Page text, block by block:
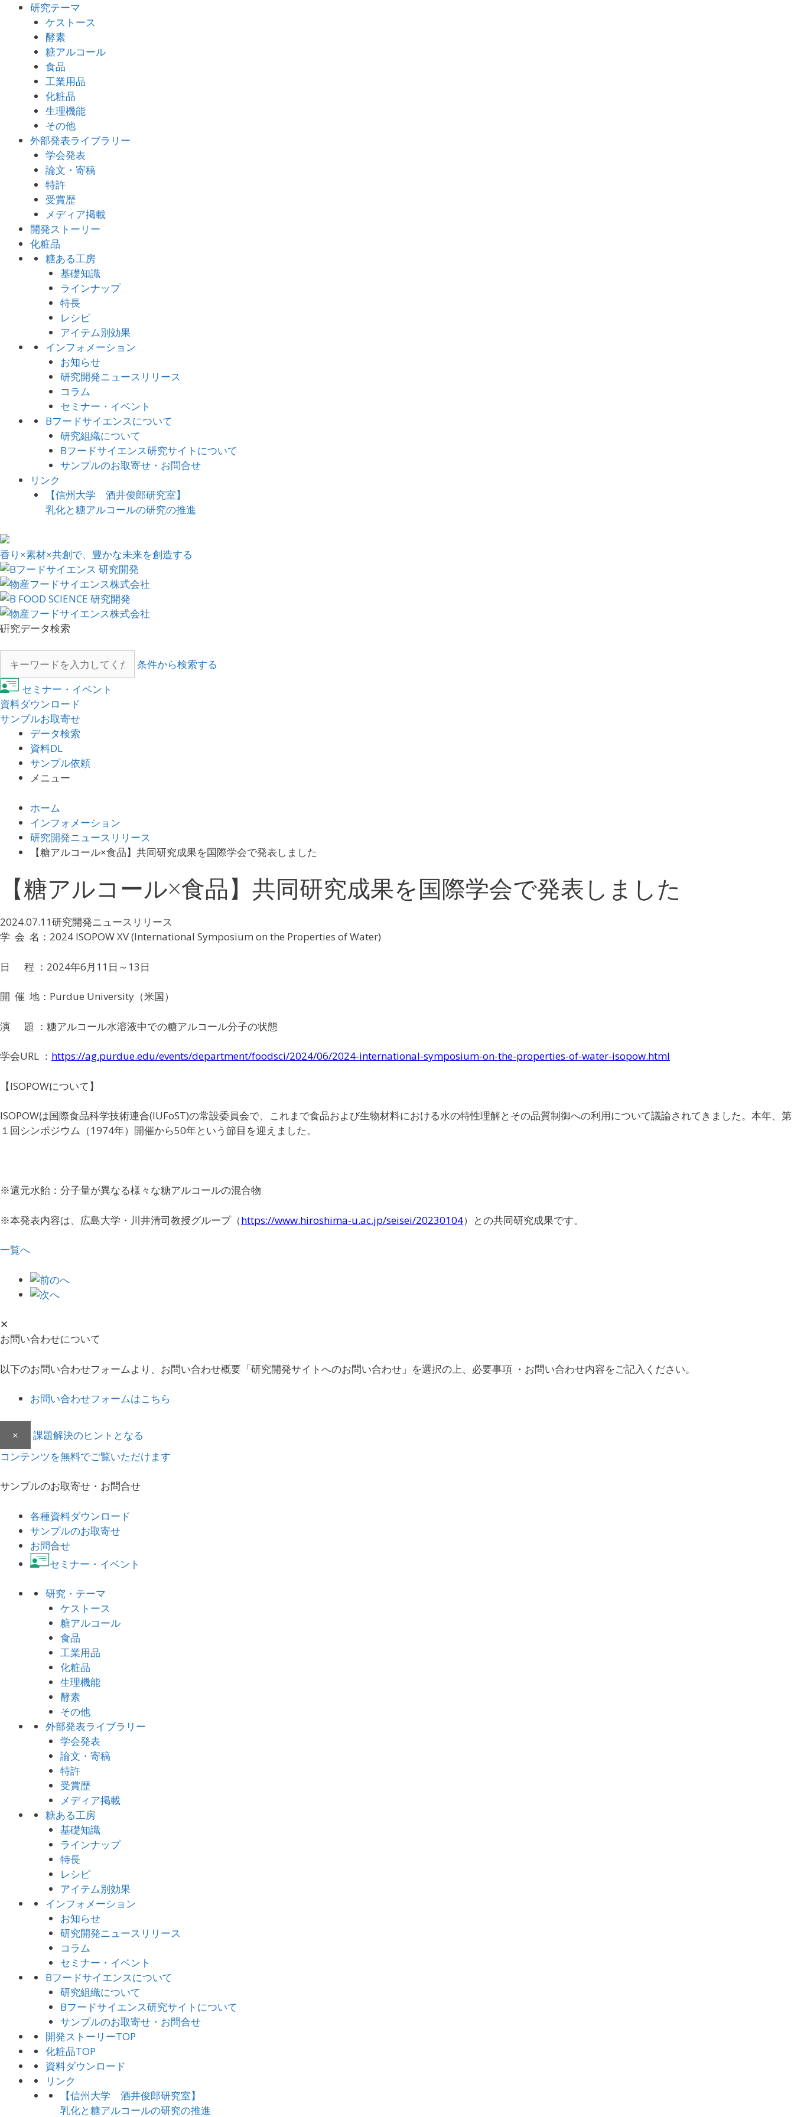
研究テーマ
ケストース
酵素
糖アルコール
食品
工業用品
化粧品
生理機能
その他
外部発表ライブラリー
学会発表
論文・寄稿
特許
受賞歴
メディア掲載
開発ストーリー
化粧品
糖ある工房
基礎知識
ラインナップ
特長
レシピ
アイテム別効果
インフォメーション
お知らせ
研究開発ニュースリリース
コラム
セミナー・イベント
Bフードサイエンスについて
研究組織について
Bフードサイエンス研究サイトについて
サンプルのお取寄せ・お問合せ
リンク
【信州大学 酒井俊郎研究室】
乳化と糖アルコールの研究の推進
香り×素材×共創で、豊かな未来を創造する
硏究データ検索
条件から検索する
セミナー・イベント
資料ダウンロード
サンプルお取寄せ
データ検索
資料DL
サンプル依頼
メニュー
ホーム
インフォメーション
研究開発ニュースリリース
【糖アルコール×食品】共同研究成果を国際学会で発表しました
【糖アルコール×食品】共同研究成果を国際学会で発表しました
2024.07.11研究開発ニュースリリース
学 会 名： 2024 ISOPOW XV (International Symposium on the Properties of Water)
日 程 ： 2024年6月11 日～13日
開 催 地： Purdue University （米国）
演 題 ：糖アルコール水溶液中での糖アルコール分子の状態
学会URL ： https://ag.purdue.edu/events/department/foodsci/2024/06/2024-international-symposium-on-the-properties-of-water-isopow.html
【ISOPOWについて】
ISOPOWは国際食品科学技術連合(IUFoST)の常設委員会で、これまで食品および生物材料における水の特性理解とその品質制御への利用について議論されてきました。本年、第
１回シンポジウム（1974年）開催から50年という節目を迎え ました。
※還元水飴：分子量が異なる様々な糖アルコールの混合物
※本発表内容は、広島大学・川井清司教授グループ（https://www.hiroshima-u.ac.jp/seisei/20230104）との共同研究成果です。
一覧へ
✕
お問い合わせについて
以下のお問い合わせフォームより、お問い合わせ概要「研究開発サイトへのお問い合わせ」を選択の上、必要事項 ・お問い合わせ内容をご記入ください。
お問い合わせフォームはこちら
×
課題解決のヒントとなる
コンテンツを無料でご覧いただけます
サンプルのお取寄せ・お問合せ
各種資料ダウンロード
サンプルのお取寄せ
お問合せ
セミナー・イベント
研究・テーマ
ケストース
糖アルコール
食品
工業用品
化粧品
生理機能
酵素
その他
外部発表ライブラリー
学会発表
論文・寄稿
特許
受賞歴
メディア掲載
糖ある工房
基礎知識
ラインナップ
特長
レシピ
アイテム別効果
インフォメーション
お知らせ
研究開発ニュースリリース
コラム
セミナー・イベント
Bフードサイエンスについて
研究組織について
Bフードサイエンス研究サイトについて
サンプルのお取寄せ・お問合せ
開発ストーリーTOP
化粧品TOP
資料ダウンロード
リンク
【信州大学 酒井俊郎研究室】
乳化と糖アルコールの研究の推進